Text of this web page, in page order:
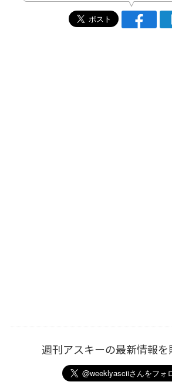
週刊アスキーの最新情報を